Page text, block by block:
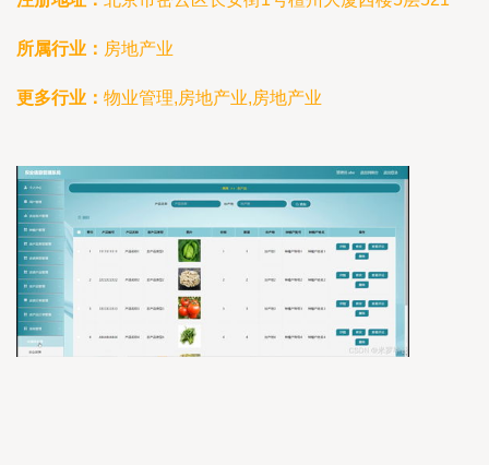
所属行业： 房地产业
更多行业： 物业管理,房地产业,房地产业